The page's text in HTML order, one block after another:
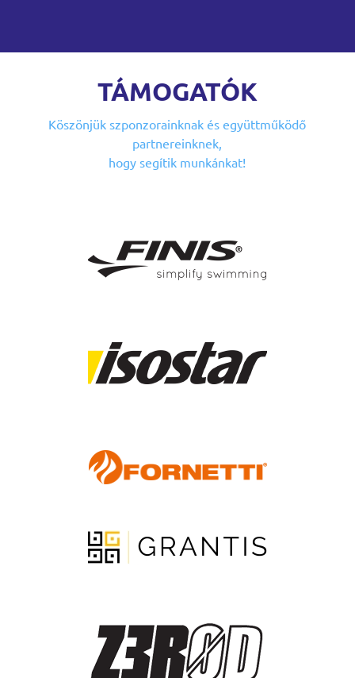
TÁMOGATÓK
Köszönjük szponzorainknakés együttműködő
partnereinknek,
hogy segítik munkánkat!